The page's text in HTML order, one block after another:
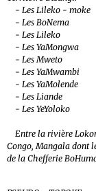
- Les Lileko - moke
- Les BoNema
- Les Lileko
- Les YaMongwa
- Les Mweto
- Les YaMwambi
- Les YaMolende
- Les Liande
- Les YeYoloko
Entre la rivière
Congo, Mangala dont
de la Chefferie